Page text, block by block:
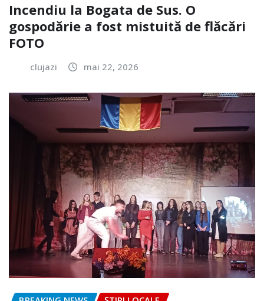
Incendiu la Bogata de Sus. O
gospodărie a fost mistuită de flăcări
FOTO
clujazi mai 22, 2026